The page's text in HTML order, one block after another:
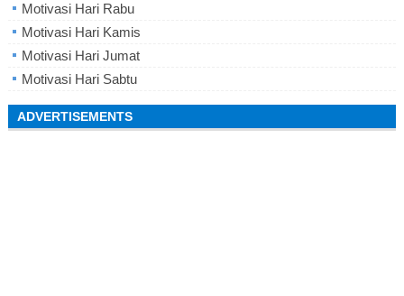
Motivasi Hari Rabu
Motivasi Hari Kamis
Motivasi Hari Jumat
Motivasi Hari Sabtu
ADVERTISEMENTS